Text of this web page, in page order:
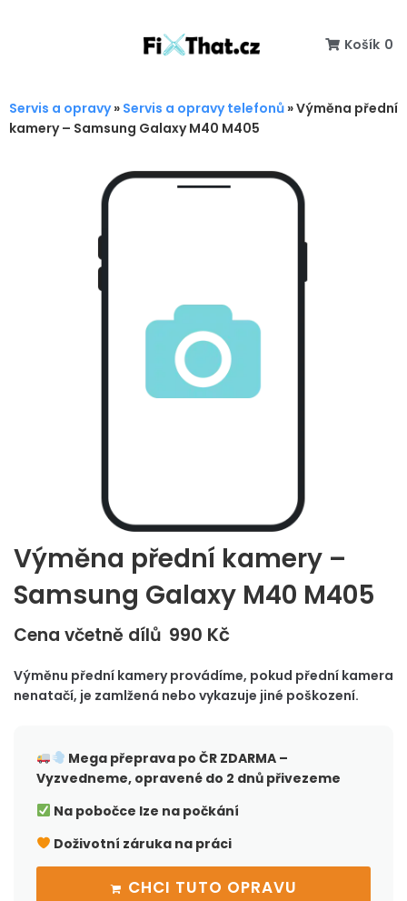
Košík 0
Servis a opravy» Servis a opravy telefonů »Výměna přední
kamery – Samsung Galaxy M40 M405
Výměna přední kamery –
Samsung Galaxy M40 M405
Cena včetně dílů 990 Kč
Výměnu přední kamery provádíme, pokud přední kamera
nenatačí, je zamlžená nebo vykazuje jiné poškození.
Mega přeprava po ČRZDARMA –
Vyzvedneme, opravené do 2 dnů přivezeme
Na pobočce lze na počkání
Doživotní záruka na práci
CHCI TUTO OPRAVU